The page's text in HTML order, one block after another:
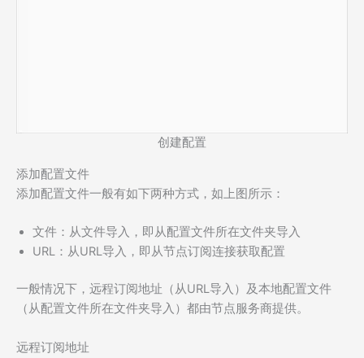
创建配置
添加配置文件
添加配置文件一般有如下两种方式，如上图所示：
文件：从文件导入，即从配置文件所在文件夹导入
URL：从URL导入，即从节点订阅连接获取配置
一般情况下，远程订阅地址（从URL导入）及本地配置文件
（从配置文件所在文件夹导入）都由节点服务商提供。
远程订阅地址